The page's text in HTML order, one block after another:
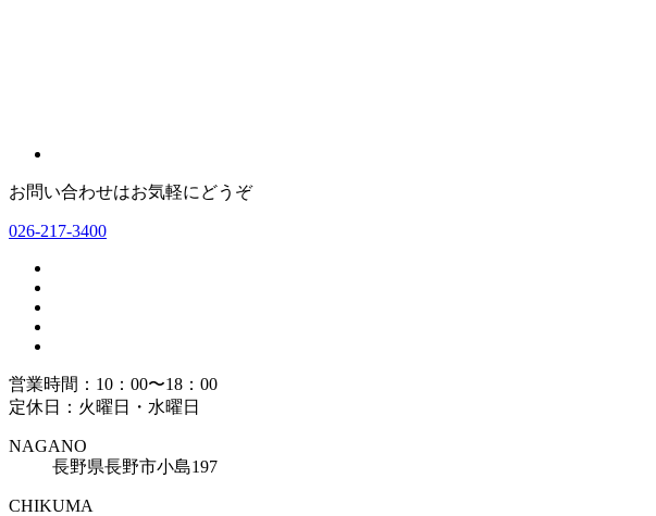
お問い合わせはお気軽にどうぞ
026-217-3400
営業時間：10：00〜18：00
定休日：火曜日・水曜日
NAGANO
長野県長野市小島197
CHIKUMA